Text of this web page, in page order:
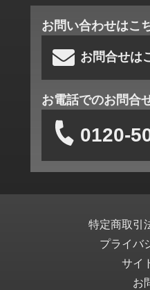
お問い合わせはこ
お問合せは
お電話でのお問合
0120-
特定商取引
プライバ
サイ
お